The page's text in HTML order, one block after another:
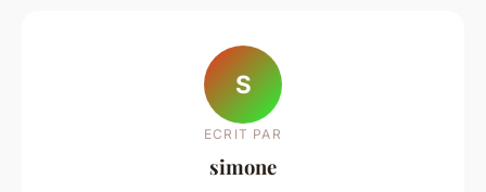
S
ECRIT PAR
simone